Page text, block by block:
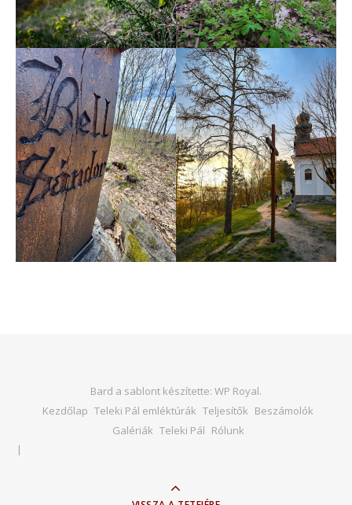
Bard a sablont készítette: WP Royal.
Kezdőlap Teleki Pál emléktúrák Teljesítők Beszámolók
Galériák Teleki Pál Rólunk